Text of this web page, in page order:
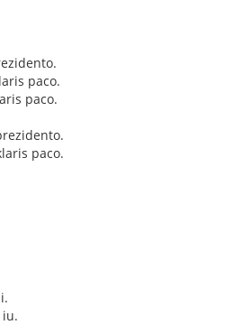
paco.
paco.
paco.